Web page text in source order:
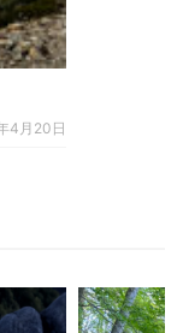
4月20日